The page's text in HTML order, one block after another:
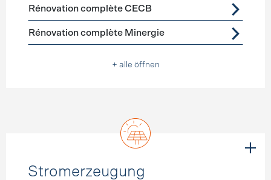
Rénovation complète CECB
Rénovation complète Minergie
+ alle öffnen
Stromerzeugung